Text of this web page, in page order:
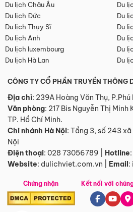
Du lịch Châu Âu
Du
Du lịch Đức
Du
Du lịch Thụy Sĩ
Du
Du lịch Anh
Du
Du lịch luxembourg
Du
Du lịch Hà Lan
Du
CÔNG TY CỔ PHẦN TRUYỀN THÔNG
Địa chỉ: 239A Hoàng Văn Thụ, P.Phú
Văn phòng: 217 Bis Nguyễn Thị Minh
TP. Hồ Chí Minh.
Chi nhánh Hà Nội: Tầng 3, số 243
Nội
Điện thoại: 028 73056789 Hotline:
Website: dulichviet.com.vn Email:
Chứng nhận Kết nối với